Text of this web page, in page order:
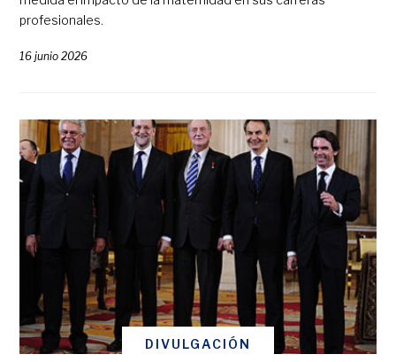
profesionales.
16 junio 2026
DIVULGACIÓN